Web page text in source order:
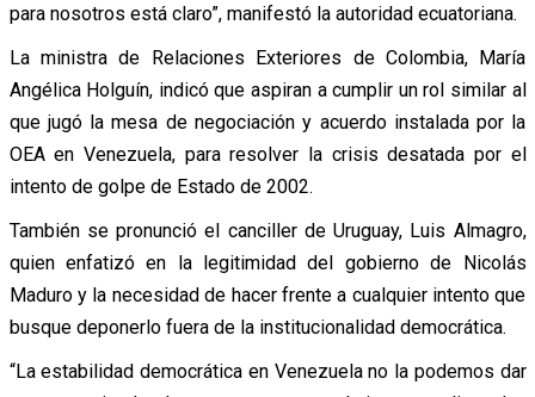
para nosotros está claro”, manifestó la autoridad ecuatoriana.
La ministra de Relaciones Exteriores de Colombia, María
Angélica Holguín, indicó que aspiran a cumplir un rol similar al
que jugó la mesa de negociación y acuerdo instalada por la
OEA en Venezuela, para resolver la crisis desatada por el
intento de golpe de Estado de 2002.
También se pronunció el canciller de Uruguay, Luis Almagro,
quien enfatizó en la legitimidad del gobierno de Nicolás
Maduro y la necesidad de hacer frente a cualquier intento que
busque deponerlo fuera de la institucionalidad democrática.
“La estabilidad democrática en Venezuela no la podemos dar